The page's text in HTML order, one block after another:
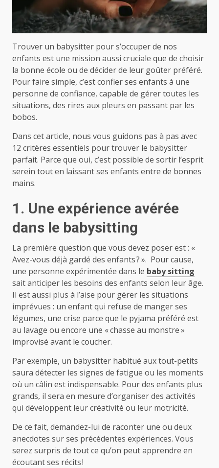
Trouver un babysitter pour s’occuper de nos
enfants est une mission aussi cruciale que de choisir
la bonne école ou de décider de leur goûter préféré.
Pour faire simple, c’est confier ses enfants à une
personne de confiance, capable de gérer toutes les
situations, des rires aux pleurs en passant par les
bobos.
Dans cet article, nous vous guidons pas à pas avec
12 critères essentiels pour trouver le babysitter
parfait. Parce que oui, c’est possible de sortir l’esprit
serein tout en laissant ses enfants entre de bonnes
mains.
1. Une expérience avérée
dans le babysitting
La première question que vous devez poser est : «
Avez-vous déjà gardé des enfants ? ». Pour cause,
une personne expérimentée dans le baby sitting
sait anticiper les besoins des enfants selon leur âge.
Il est aussi plus à l’aise pour gérer les situations
imprévues : un enfant qui refuse de manger ses
légumes, une crise parce que le pyjama préféré est
au lavage ou encore une « chasse au monstre »
improvisé avant le coucher.
Par exemple, un babysitter habitué aux tout-petits
saura détecter les signes de fatigue ou les moments
où un câlin est indispensable. Pour des enfants plus
grands, il sera en mesure d’organiser des activités
qui développent leur créativité ou leur motricité.
De ce fait, demandez-lui de raconter une ou deux
anecdotes sur ses précédentes expériences. Vous
serez surpris de tout ce qu’on peut apprendre en
écoutant ses récits !